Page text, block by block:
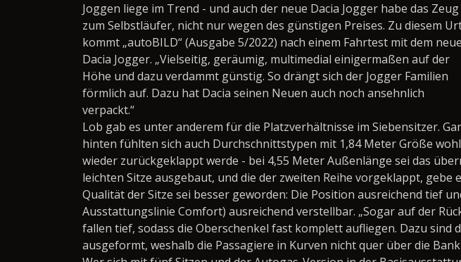
Joggen liege im Trend - und auch der neue Dacia Jogger habe das Zeug
zum Selbstläufer, nicht nur wegen des günstigen Preises. Zu diesem
kommt „autoBILD“ (Ausgabe 5/2022) nach einem Fahrtest mit dem
Dacia Jogger. „Vielseitig, geräumig, multimedial einigermaßen auf der
Höhe und dazu verdammt günstig. So drängt sich der Jogger Familien
förmlich auf. Dazu hat Dacia seinen Neuen auch noch ansehnlich
verpackt.“
Lob gab es unter anderem für die Platzverhältnisse im Siebensitzer.
hinten fühlten sich auch Durchschnittstypen mit 1,84 Meter Größe
wieder zurückgeklappt werde - bei 4,55 Meter Außenlänge sei das
leichten Sitze ausgebaut, und die der zweiten Reihe vorgeklappt, gebe
Qualität der Sitze sei besser geworden: Die Position ausreichend tief
Ausstattungslinie Comfort) ausreichend verstellbar. „Sogar auf der
fallen tief, sodass die Oberschenkel fast komplett aufliegen. Dazu sind
ausgeformt, weshalb die Passagiere in Kurven nicht quer über die